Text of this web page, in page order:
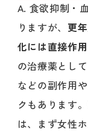
A. 食欲抑制・
りますが、 更
化には直接作
の治療薬とし
などの副作用
クもあります
は、まず女性